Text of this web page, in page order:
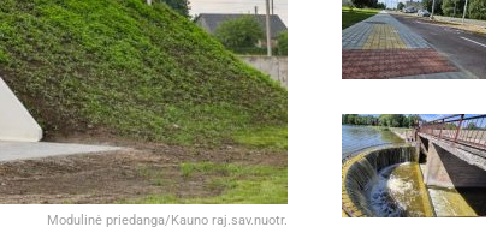
Modulinė priedanga/Kauno raj.sav.nuotr.